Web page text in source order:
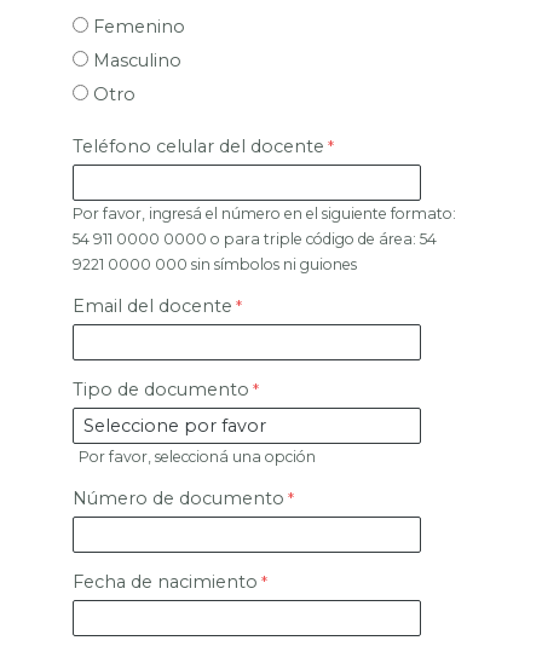
Femenino
Masculino
Otro
Teléfono celular del docente
Por favor, ingresá el número en el siguiente formato:
54 911 0000 0000 o para triple código de área: 54
9221 0000 000 sin símbolos ni guiones
Email del docente
Tipo de documento
Por favor, seleccioná una opción
Número de documento
Fecha de nacimiento